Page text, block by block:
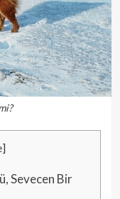
]
Sevecen Bir